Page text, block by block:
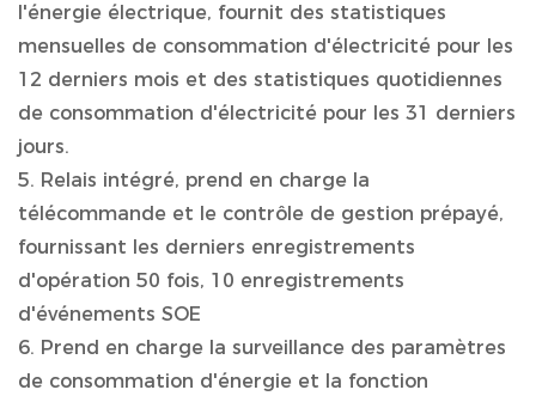
l'énergie électrique, fournit des statistiques
mensuelles de consommation d'électricité pour les
12 derniers mois et des statistiques quotidiennes
de consommation d'électricité pour les 31 derniers
jours.
5. Relais intégré, prend en charge la
télécommande et le contrôle de gestion prépayé,
fournissant les derniers enregistrements
d'opération 50 fois, 10 enregistrements
d'événements SOE
6. Prend en charge la surveillance des paramètres
de consommation d'énergie et la fonction